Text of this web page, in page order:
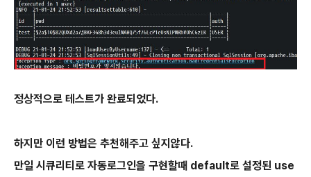
정상적으로 테스트가 완료되었다.
하지만 이런 방법은 추천해주고 싶지않다.
만일 시큐리티로 자동로그인을 구현할때 default로 설정된 use